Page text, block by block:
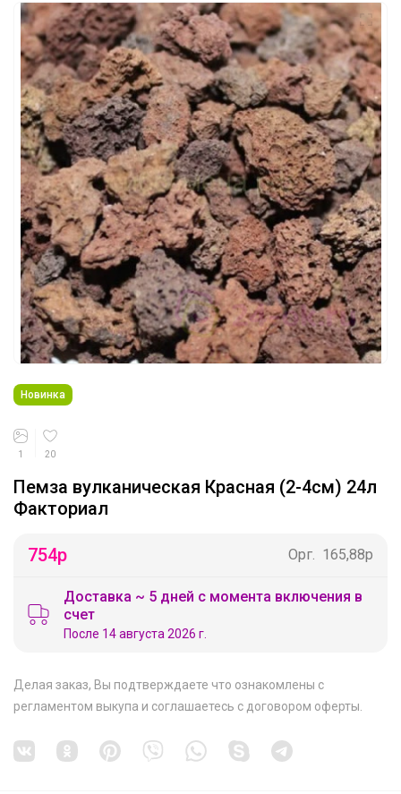
Новинка
1 20
Пемза вулканическая Красная (2-4см) 24л
Факториал
754р Орг. 165,88р
Доставка ~ 5 дней с момента включения в
счет
После 14 августа 2026 г.
Делая заказ, Вы подтверждаете что ознакомлены с
регламентом выкупа и соглашаетесь с договором оферты